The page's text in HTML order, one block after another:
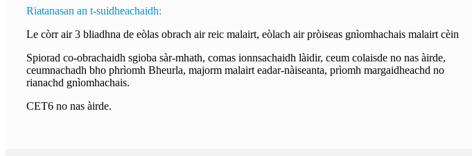
Riatanasan an t-suidheachaidh:
Le còrr air 3 bliadhna de eòlas obrach air reic malairt, eòlach air pròiseas gnìomhachais malairt cèin
Spiorad co-obrachaidh sgioba sàr-mhath, comas ionnsachaidh làidir, ceum colaisde no nas àirde,
ceumnachadh bho phrìomh Bheurla, majorm malairt eadar-nàiseanta, prìomh margaidheachd no
rianachd gnìomhachais.
CET6 no nas àirde.